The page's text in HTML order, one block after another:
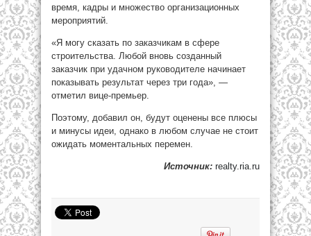
время, кадры и множество организационных
мероприятий.
«Я могу сказать по заказчикам в сфере
строительства. Любой вновь созданный
заказчик при удачном руководителе начинает
показывать результат через три года», —
отметил вице-премьер.
Поэтому, добавил он, будут оценены все плюсы
и минусы идеи, однако в любом случае не стоит
ожидать моментальных перемен.
Источник: realty.ria.ru